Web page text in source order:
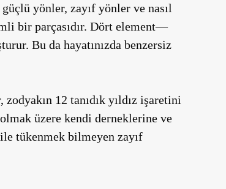
yönler, zayıf yönler ve nasıl
bir parçasıdır. Dört element—
Bu da hayatınızda benzersiz
12 tanıdık yıldız işaretini
üzere kendi derneklerine ve
tükenmek bilmeyen zayıf